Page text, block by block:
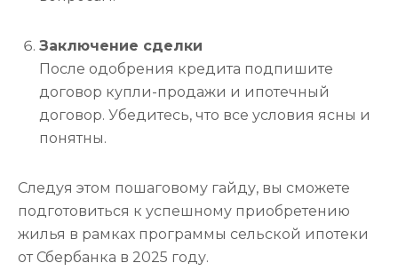
Заключение сделки
После одобрения кредита подпишите
договор купли-продажи и ипотечный
договор. Убедитесь, что все условия ясны и
понятны.
Следуя этом пошаговому гайду, вы сможете
подготовиться к успешному приобретению
жилья в рамках программы сельской ипотеки
от Сбербанка в 2025 году.